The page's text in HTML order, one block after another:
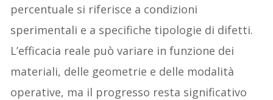
percentuale si riferisce a condizioni
sperimentali e a specifiche tipologie di difetti.
L’efficacia reale può variare in funzione dei
materiali, delle geometrie e delle modalità
operative, ma il progresso resta significativo